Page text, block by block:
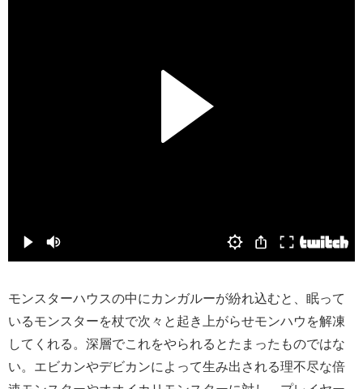
モンスターハウスの中にカンガルーが紛れ込むと、眠って
いるモンスターを杖で次々と起き上がらせモンハウを解凍
してくれる。深層でこれをやられるとたまったものではな
い。エビカンやデビカンによって生み出される理不尽な倍